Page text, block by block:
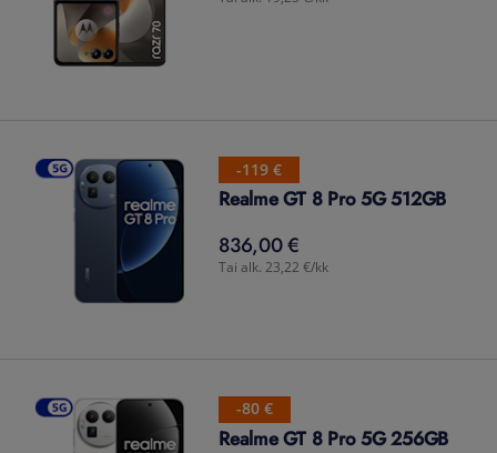
-119 €
Realme GT 8 Pro 5G 512GB
836,00 €
836,00€
Tai alk. 23,22 €/kk
-80 €
Realme GT 8 Pro 5G 256GB